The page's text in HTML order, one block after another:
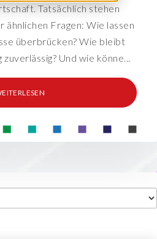
Tatsächlich stehen
Fragen: Wie lassen
überbrücken? Wie bleibt
Und wie könne...